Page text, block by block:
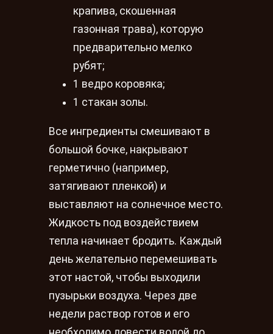
крапива, скошенная
газонная трава), которую
предварительно мелко
рубят;
1 ведро коровяка;
1 стакан золы.
Все ингредиенты смешивают в
большой бочке, накрывают
герметично (например,
затягивают пленкой) и
выставляют на солнечное место.
Жидкость под воздействием
тепла начинает бродить. Каждый
день желательно перемешивать
этот настой, чтобы выходили
пузырьки воздуха. Через две
недели раствор готов и его